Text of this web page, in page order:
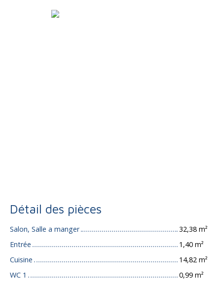
Détail des pièces
Salon, Salle a manger
32,38 m²
Entrée
1,40 m²
Cuisine
14,82 m²
WC 1
0,99 m²